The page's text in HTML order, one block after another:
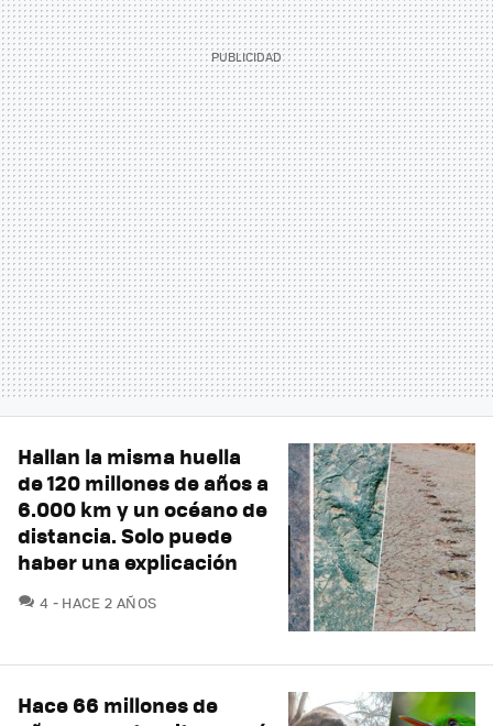
Hallan la misma huella
de 120 millones de años a
6.000 km y un océano de
distancia. Solo puede
haber una explicación
4 COMENTARIOS
HACE 2 AÑOS
Hace 66 millones de